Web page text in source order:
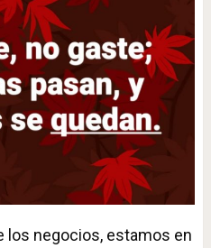
los negocios, estamos en